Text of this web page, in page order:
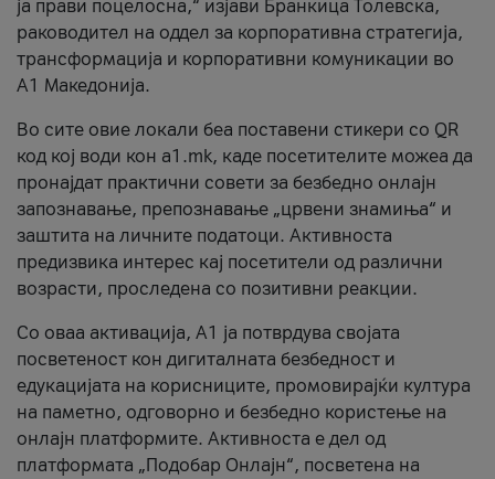
ја прави поцелосна,“ изјави Бранкица Толевска,
раководител на оддел за корпоративна стратегија,
трансформација и корпоративни комуникации во
А1 Македонија.
Во сите овие локали беа поставени стикери со QR
код кој води кон a1.mk, каде посетителите можеа да
пронајдат практични совети за безбедно онлајн
запознавање, препознавање „црвени знамиња“ и
заштита на личните податоци. Активноста
предизвика интерес кај посетители од различни
возрасти, проследена со позитивни реакции.
Со оваа активација, А1 ја потврдува својата
посветеност кон дигиталната безбедност и
едукацијата на корисниците, промовирајќи култура
на паметно, одговорно и безбедно користење на
онлајн платформите. Активноста е дел од
платформата „Подобар Онлајн“, посветена на